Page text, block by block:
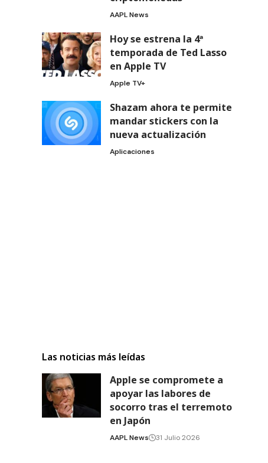
AAPL News
Hoy se estrena la 4ª
temporada de Ted Lasso
en Apple TV
Apple TV+
Shazam ahora te permite
mandar stickers con la
nueva actualización
Aplicaciones
Las noticias más leídas
Apple se compromete a
apoyar las labores de
socorro tras el terremoto
en Japón
AAPL News 31 Julio 2026